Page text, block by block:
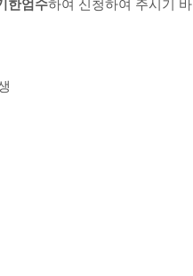
한엄수하여 신청하여 주시기 바